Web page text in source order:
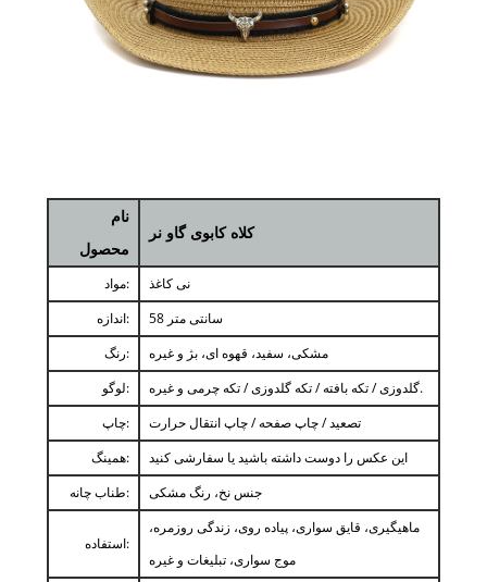
نام
محصول
کلاه کابوی گاو نر
مواد:
نی کاغذ
اندازه:
58 سانتی متر
رنگ:
مشکی، سفید، قهوه ای، بژ و غیره
لوگو:
گلدوزی / تکه بافته / تکه گلدوزی / تکه چرمی و غیره.
چاپ:
تصعید / چاپ صفحه / چاپ انتقال حرارت
همینگ:
این عکس را دوست داشته باشید یا سفارشی کنید
طناب چانه:
جنس نخ، رنگ مشکی
استفاده:
ماهیگیری، قایق سواری، پیاده روی، زندگی روزمره،
موج سواری، تبلیغات و غیره